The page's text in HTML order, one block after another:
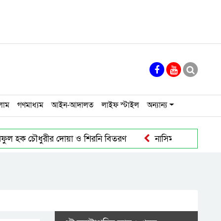
গণমাধ্যম আইন-আদালত লাইফ স্টাইল অন্যান্য
হক চৌধুরীর দোয়া ও শিরনি বিতরণ
নাসিম হোসাইন